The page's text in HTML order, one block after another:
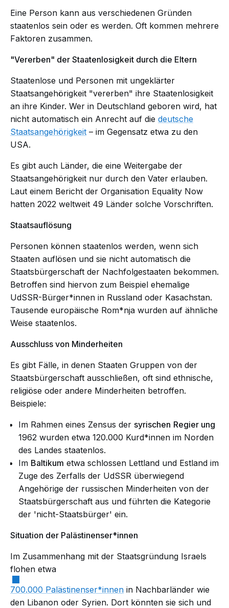
Eine Person kann aus verschiedenen Gründen
staatenlos sein oder es werden. Oft kommen mehrere
Faktoren zusammen.
"Vererben" der Staatenlosigkeit durch die Eltern
Staatenlose und Personen mit ungeklärter
Staatsangehörigkeit "vererben" ihre Staatenlosigkeit
an ihre Kinder. Wer in Deutschland geboren wird, hat
nicht automatisch ein Anrecht auf die deutsche
Staatsangehörigkeit – im Gegensatz etwa zu den
USA.
Es gibt auch Länder, die eine Weitergabe der
Staatsangehörigkeit nur durch den Vater erlauben.
Laut einem Bericht der Organisation Equality Now
hatten 2022 weltweit 49 Länder solche Vorschriften.
Staatsauflösung
Personen können staatenlos werden, wenn sich
Staaten auflösen und sie nicht automatisch die
Staatsbürgerschaft der Nachfolgestaaten bekommen.
Betroffen sind hiervon zum Beispiel ehemalige
UdSSR-Bürger*innen in Russland oder Kasachstan.
Tausende europäische Rom*nja wurden auf ähnliche
Weise staatenlos.
Ausschluss von Minderheiten
Es gibt Fälle, in denen Staaten Gruppen von der
Staatsbürgerschaft ausschließen, oft sind ethnische,
religiöse oder andere Minderheiten betroffen.
Beispiele:
Im Rahmen eines Zensus der syrischen Regier ung
1962 wurden etwa 120.000 Kurd*innen im Norden
des Landes staatenlos.
Im Baltikum etwa schlossen Lettland und Estland im
Zuge des Zerfalls der UdSSR überwiegend
Angehörige der russischen Minderheiten von der
Staatsbürgerschaft aus und führten die Kategorie
der 'nicht-Staatsbürger' ein.
Situation der Palästinenser*innen
Im Zusammenhang mit der Staatsgründung Israels
flohen etwa
700.000 Palästinenser*innen in Nachbarländer wie
den Libanon oder Syrien. Dort könnten sie sich und